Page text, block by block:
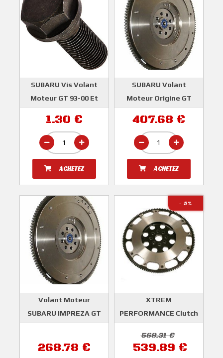
SUBARU Vis Volant
Moteur GT 93-00 Et
Turbo S 99-02
SUBARU
1.30 €
ACHETEZ
SUBARU Volant
Moteur Origine GT
SUBARU
407.68 €
ACHETEZ
Volant Moteur
SUBARU IMPREZA GT
268.78 €
- 5%
XTREM
PERFORMANCE Clutch
4,7 Kilos SUBARU
IMPREZA GT 93-00
568.31 €
539.89 €